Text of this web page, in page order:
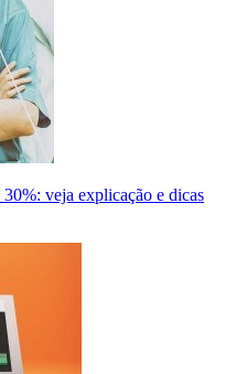
veja explicação e dicas